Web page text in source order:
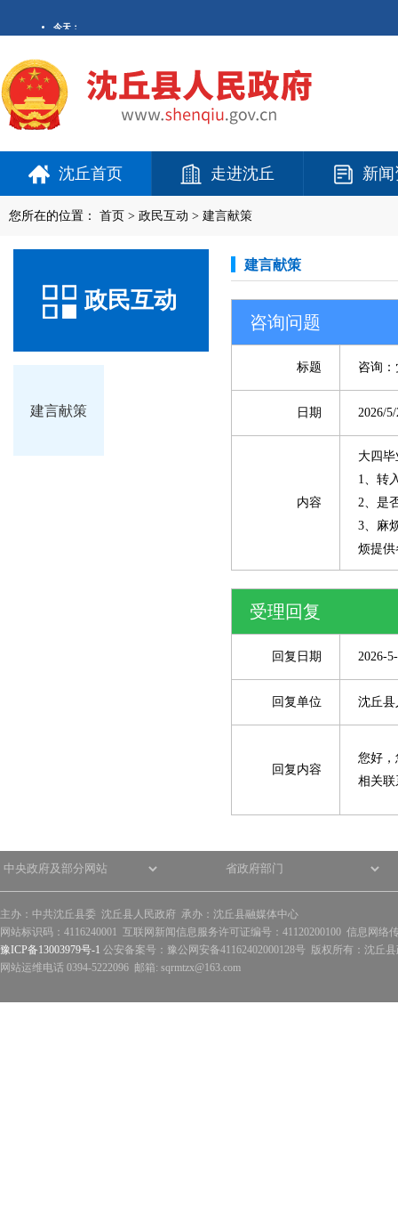
沈丘首页 走进沈丘 新
您所在的位置： 首页 > 政民互动 > 建言献策
政民互动
建言献策
建言献策
咨询问题
标题 咨询
日期 2026/
内容
大四
1、转
2、是
3、麻
烦提
受理回复
回复日期 2026-
回复单位 沈丘
回复内容
您好，
相关
主办：中共沈丘县委 沈丘县人民政府 承办：沈丘县融媒体中心
网站标识码：4116240001 互联网新闻信息服务许可证编号：41120200100 信息网络
豫ICP备13003979号-1 公安备案号：豫公网安备41162402000128号 版权所有：沈丘
网站运维电话 0394-5222096 邮箱: sqrmtzx@163.com